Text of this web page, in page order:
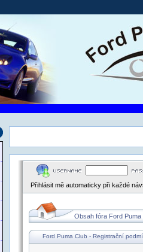
Přihlásit mě automaticky při každé
Obsah fóra Ford Puma
Ford Puma Club - Registrační